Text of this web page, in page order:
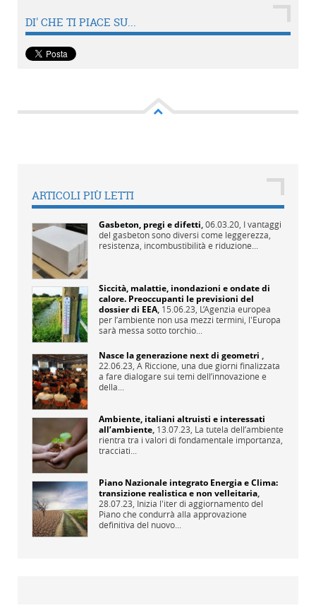
DI' CHE TI PIACE SU...
ARTICOLI PIÙ LETTI
Gasbeton, pregi e difetti,06.03.20, I vantaggi
del gasbeton sono diversi come leggerezza,
resistenza, incombustibilità e riduzione...
Siccità, malattie, inondazioni e ondate di
calore. Preoccupanti le previsioni del
dossier di EEA, 15.06.23, L’Agenzia europea
per l’ambiente non usa mezzi termini, l'Europa
sarà messa sotto torchio...
Nasce la generazione next di geometri ,
22.06.23, A Riccione, una due giorni finalizzata
a fare dialogare sui temi dell’innovazione e
della...
Ambiente, italiani altruisti e interessati
all’ambiente, 13.07.23, La tutela dell’ambiente
rientra tra i valori di fondamentale importanza,
tracciati...
Piano Nazionale integrato Energia e Clima:
transizione realistica e non velleitaria,
28.07.23, Inizia l'iter di aggiornamento del
Piano che condurrà alla approvazione
definitiva del nuovo...